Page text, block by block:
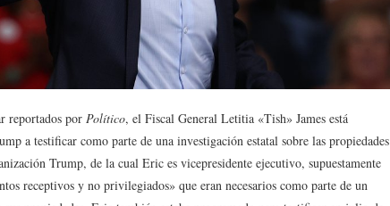
reportados por Político, el Fiscal General Letitia «Tish» James está
a testificar como parte de una investigación estatal sobre las propiedades
Trump, de la cual Eric es vicepresidente ejecutivo, supuestamente
receptivos y no privilegiados» que eran necesarios como parte de un